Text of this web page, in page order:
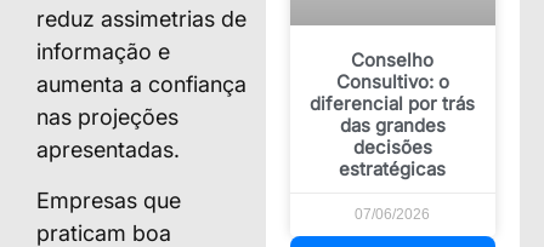
reduz assimetrias de
informação e
aumenta a confiança
nas projeções
apresentadas.
Empresas que
praticam boa
Conselho
Consultivo: o
diferencial por trás
das grandes
decisões
estratégicas
07/06/2026